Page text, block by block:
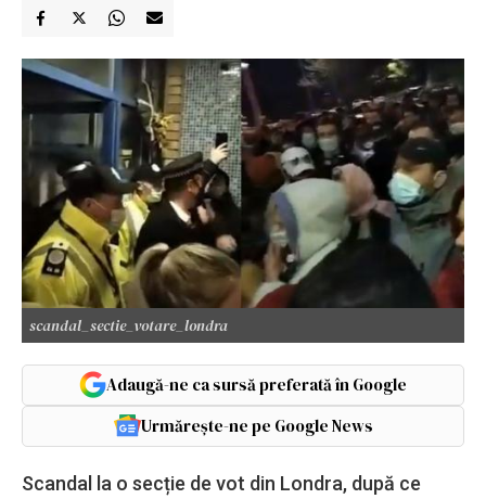
scandal_sectie_votare_londra
Adaugă-ne ca sursă preferată în Google
Urmărește-ne pe Google News
Scandal la o secție de vot din Londra, după ce